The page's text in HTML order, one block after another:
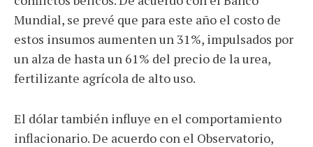
Mundial, se prevé que para este año el costo de
estos insumos aumenten un 31%, impulsados por
un alza de hasta un 61% del precio de la urea,
fertilizante agrícola de alto uso.
El dólar también influye en el comportamiento
inflacionario. De acuerdo con el Observatorio,